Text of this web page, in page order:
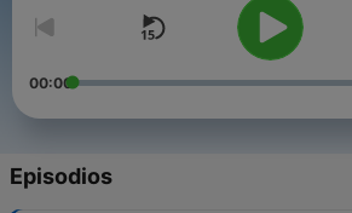
00:00
Episodios